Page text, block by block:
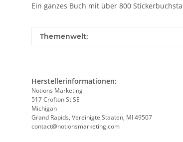
Ein ganzes Buch mit über 800
Themenwelt:
Herstellerinformationen:
Notions Marketing
517 Crofton St SE
Michigan
Grand Rapids, Vereinigte Staaten, MI 49507
contact@notionsmarketing.com